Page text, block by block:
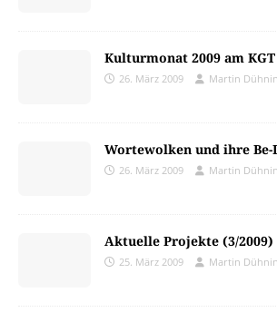
Kulturmonat 2009 am KGT
26. März 2009 Martin
Wortewolken und ihre Be-
26. März 2009 Martin
Aktuelle Projekte (3/2009)
25. März 2009 Martin